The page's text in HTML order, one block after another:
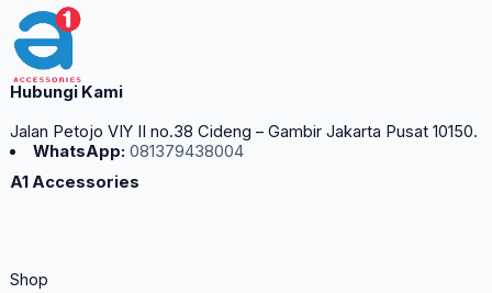
Hubungi Kami
Jalan Petojo VIY II no.38 Cideng – Gambir Jakarta Pusat 10150.
WhatsApp: 081379438004
A1 Accessories
Shop